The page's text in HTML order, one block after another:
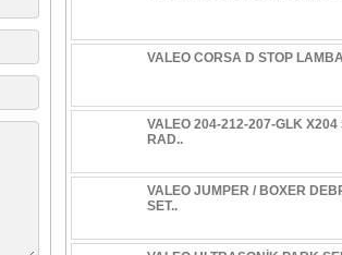
VALEO CORSA D STOP
VALEO 204-212-207-GLK X204
RAD..
VALEO JUMPER / BOXER
SET..